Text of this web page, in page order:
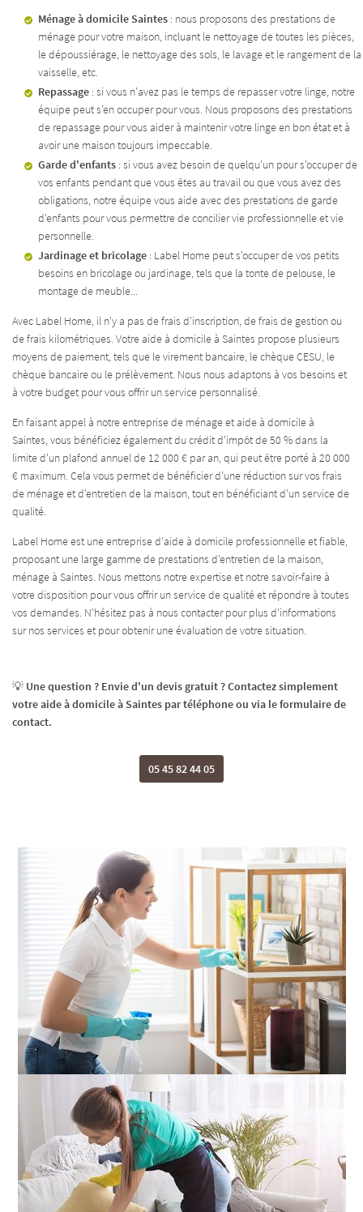
ACCUEIL
- FORMATION
DE LA MAISON
D’ENFANTS
– BRICOLAGE
TARIFS
ACTUALITÉS
AVIS
CONTACT
Une
05 45 82 44 05
INSCRIPTION
Ménage à domicile Saintes : nous proposons des prestations de
ménage pour votre maison, incluant le nettoyage de toutes les pièces,
le dépoussiérage, le nettoyage des sols, le lavage et le rangement de la
vaisselle, etc.
Repassage : si vous n'avez pas le temps de repasser votre linge, notre
équipe peut s'en occuper pour vous. Nous proposons des prestations
de repassage pour vous aider à maintenir votre linge en bon état et à
avoir une maison toujours impeccable.
Garde d'enfants : si vous avez besoin de quelqu'un pour s'occuper de
vos enfants pendant que vous êtes au travail ou que vous avez des
obligations, notre équipe vous aide avec des prestations de garde
d'enfants pour vous permettre de concilier vie professionnelle et vie
personnelle.
Jardinage et bricolage : Label Home peut s'occuper de vos petits
besoins en bricolage ou jardinage, tels que la tonte de pelouse, le
montage de meuble...
Avec Label Home, il n'y a pas de frais d'inscription, de frais de gestion ou
de frais kilométriques. Votre aide à domicile à Saintes propose plusieurs
moyens de paiement, tels que le virement bancaire, le chèque CESU, le
chèque bancaire ou le prélèvement. Nous nous adaptons à vos besoins et
à votre budget pour vous offrir un service personnalisé.
En faisant appel à notre entreprise de ménage et aide à domicile à
Saintes, vous bénéficiez également du crédit d'impôt de 50 % dans la
limite d'un plafond annuel de 12 000 € par an, qui peut être porté à 20 000
€ maximum. Cela vous permet de bénéficier d'une réduction sur vos frais
de ménage et d'entretien de la maison, tout en bénéficiant d'un service de
qualité.
Label Home est une entreprise d'aide à domicile professionnelle et fiable,
proposant une large gamme de prestations d'entretien de la maison,
ménage à Saintes. Nous mettons notre expertise et notre savoir-faire à
votre disposition pour vous offrir un service de qualité et répondre à toutes
vos demandes. N'hésitez pas à nous contacter pour plus d'informations
sur nos services et pour obtenir une évaluation de votre situation.
💡 Une question ? Envie d'un devis gratuit ? Contactez simplement
votre aide à domicile à Saintes par téléphone ou via le formulaire de
contact.
05 45 82 44 05